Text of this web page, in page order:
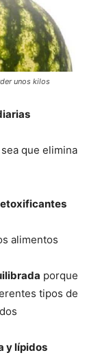
unos kilos
que elimina
alimentos
porque
tipos de
y lípidos